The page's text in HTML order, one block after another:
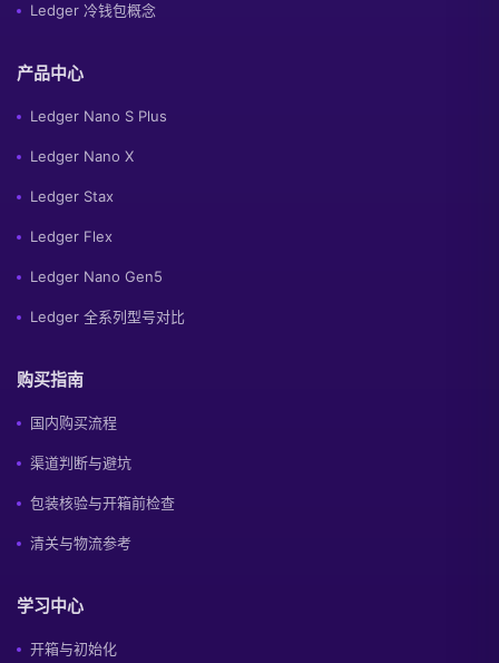
Ledger 冷钱包概念
产品中心
Ledger Nano S Plus
Ledger Nano X
Ledger Stax
Ledger Flex
Ledger Nano Gen5
Ledger 全系列型号对比
购买指南
国内购买流程
渠道判断与避坑
包装核验与开箱前检查
清关与物流参考
学习中心
开箱与初始化